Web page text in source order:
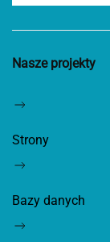
Nasze projekty
Strony
Bazy danych